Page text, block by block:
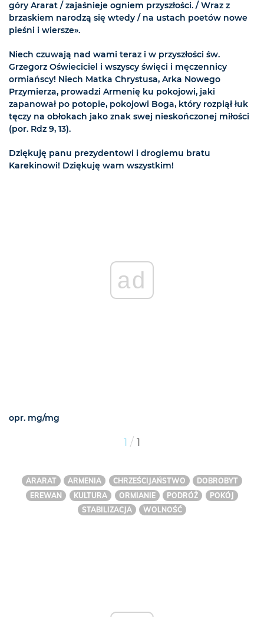
góry Ararat / zajaśnieje ogniem przyszłości. / Wraz z
brzaskiem narodzą się wtedy / na ustach poetów nowe
pieśni i wiersze».
Niech czuwają nad wami teraz i w przyszłości św.
Grzegorz Oświeciciel i wszyscy święci i męczennicy
ormiańscy! Niech Matka Chrystusa, Arka Nowego
Przymierza, prowadzi Armenię ku pokojowi, jaki
zapanował po potopie, pokojowi Boga, który rozpiął łuk
tęczy na obłokach jako znak swej nieskończonej miłości
(por. Rdz 9, 13).
Dziękuję panu prezydentowi i drogiemu bratu
Karekinowi! Dziękuję wam wszystkim!
ad
opr. mg/mg
1 / 1
ARARAT ARMENIA CHRZEŚCIJAŃSTWO
DOBROBYT
EREWAN
KULTURA ORMIANIE PODRÓŻ
POKÓJ
STABILIZACJA
WOLNOŚĆ